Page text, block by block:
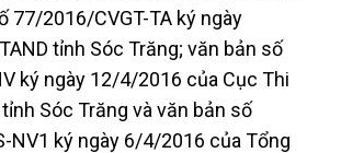
77/2016/CVGT-TA ký ngày
tỉnh Sóc Trăng; văn bản số
ký ngày 12/4/2016 của Cục Thi
Sóc Trăng và văn bản số
NV1 ký ngày 6/4/2016 của Tổng